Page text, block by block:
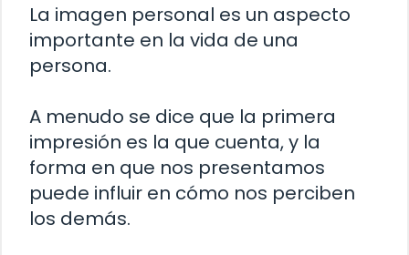
La imagen personal es un aspecto
importante en la vida de una
persona.
A menudo se dice que la primera
impresión es la que cuenta, y la
forma en que nos presentamos
puede influir en cómo nos perciben
los demás.